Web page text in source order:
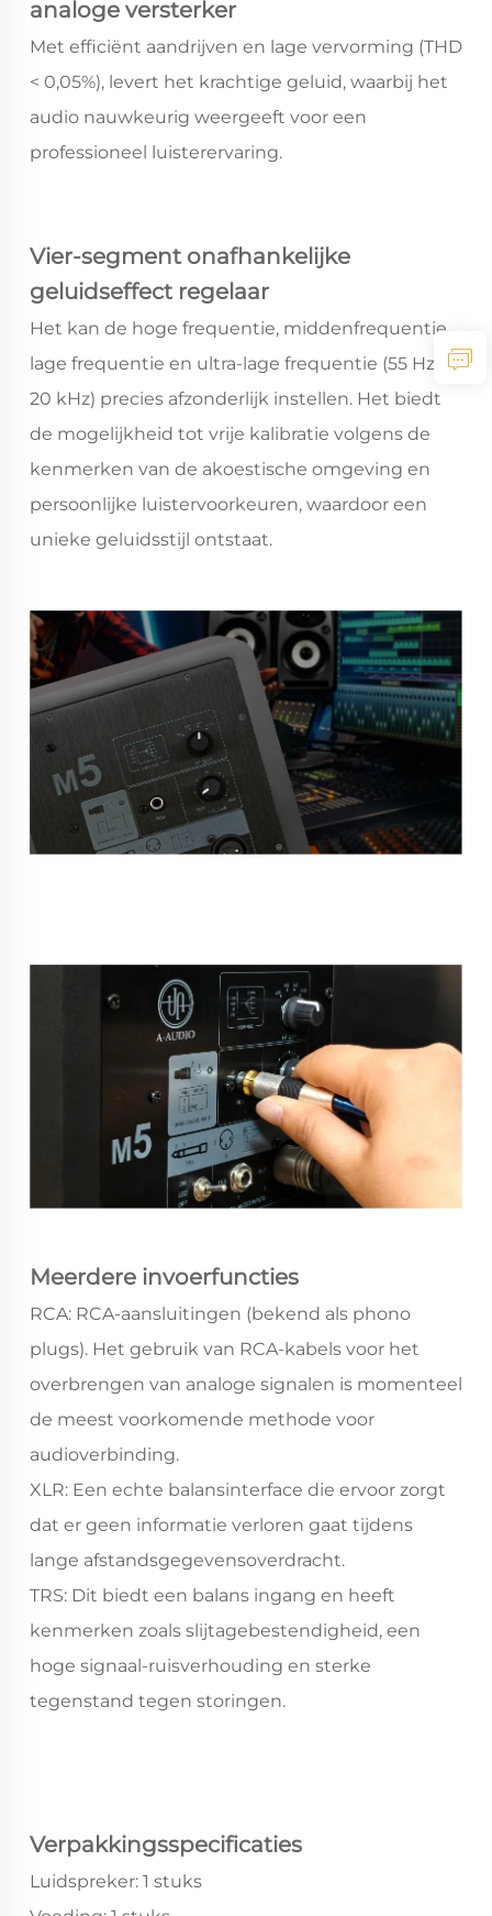
analoge versterker
Met efficiënt aandrijven en lage vervorming (THD
< 0,05%), levert het krachtige geluid, waarbij het
audio nauwkeurig weergeeft voor een
professioneel luisterervaring.
Vier-segment onafhankelijke
geluidseffect regelaar
Het kan de hoge frequentie, middenfrequentie,
lage frequentie en ultra-lage frequentie (55 Hz -
20 kHz) precies afzonderlijk instellen. Het biedt
de mogelijkheid tot vrije kalibratie volgens de
kenmerken van de akoestische omgeving en
persoonlijke luistervoorkeuren, waardoor een
unieke geluidsstijl ontstaat.
Meerdere invoerfuncties
RCA: RCA-aansluitingen (bekend als phono
plugs). Het gebruik van RCA-kabels voor het
overbrengen van analoge signalen is momenteel
de meest voorkomende methode voor
audioverbinding.
XLR: Een echte balansinterface die ervoor zorgt
dat er geen informatie verloren gaat tijdens
lange afstandsgegevensoverdracht.
TRS: Dit biedt een balans ingang en heeft
kenmerken zoals slijtagebestendigheid, een
hoge signaal-ruisverhouding en sterke
tegenstand tegen storingen.
Verpakkingsspecificaties
Luidspreker: 1 stuks